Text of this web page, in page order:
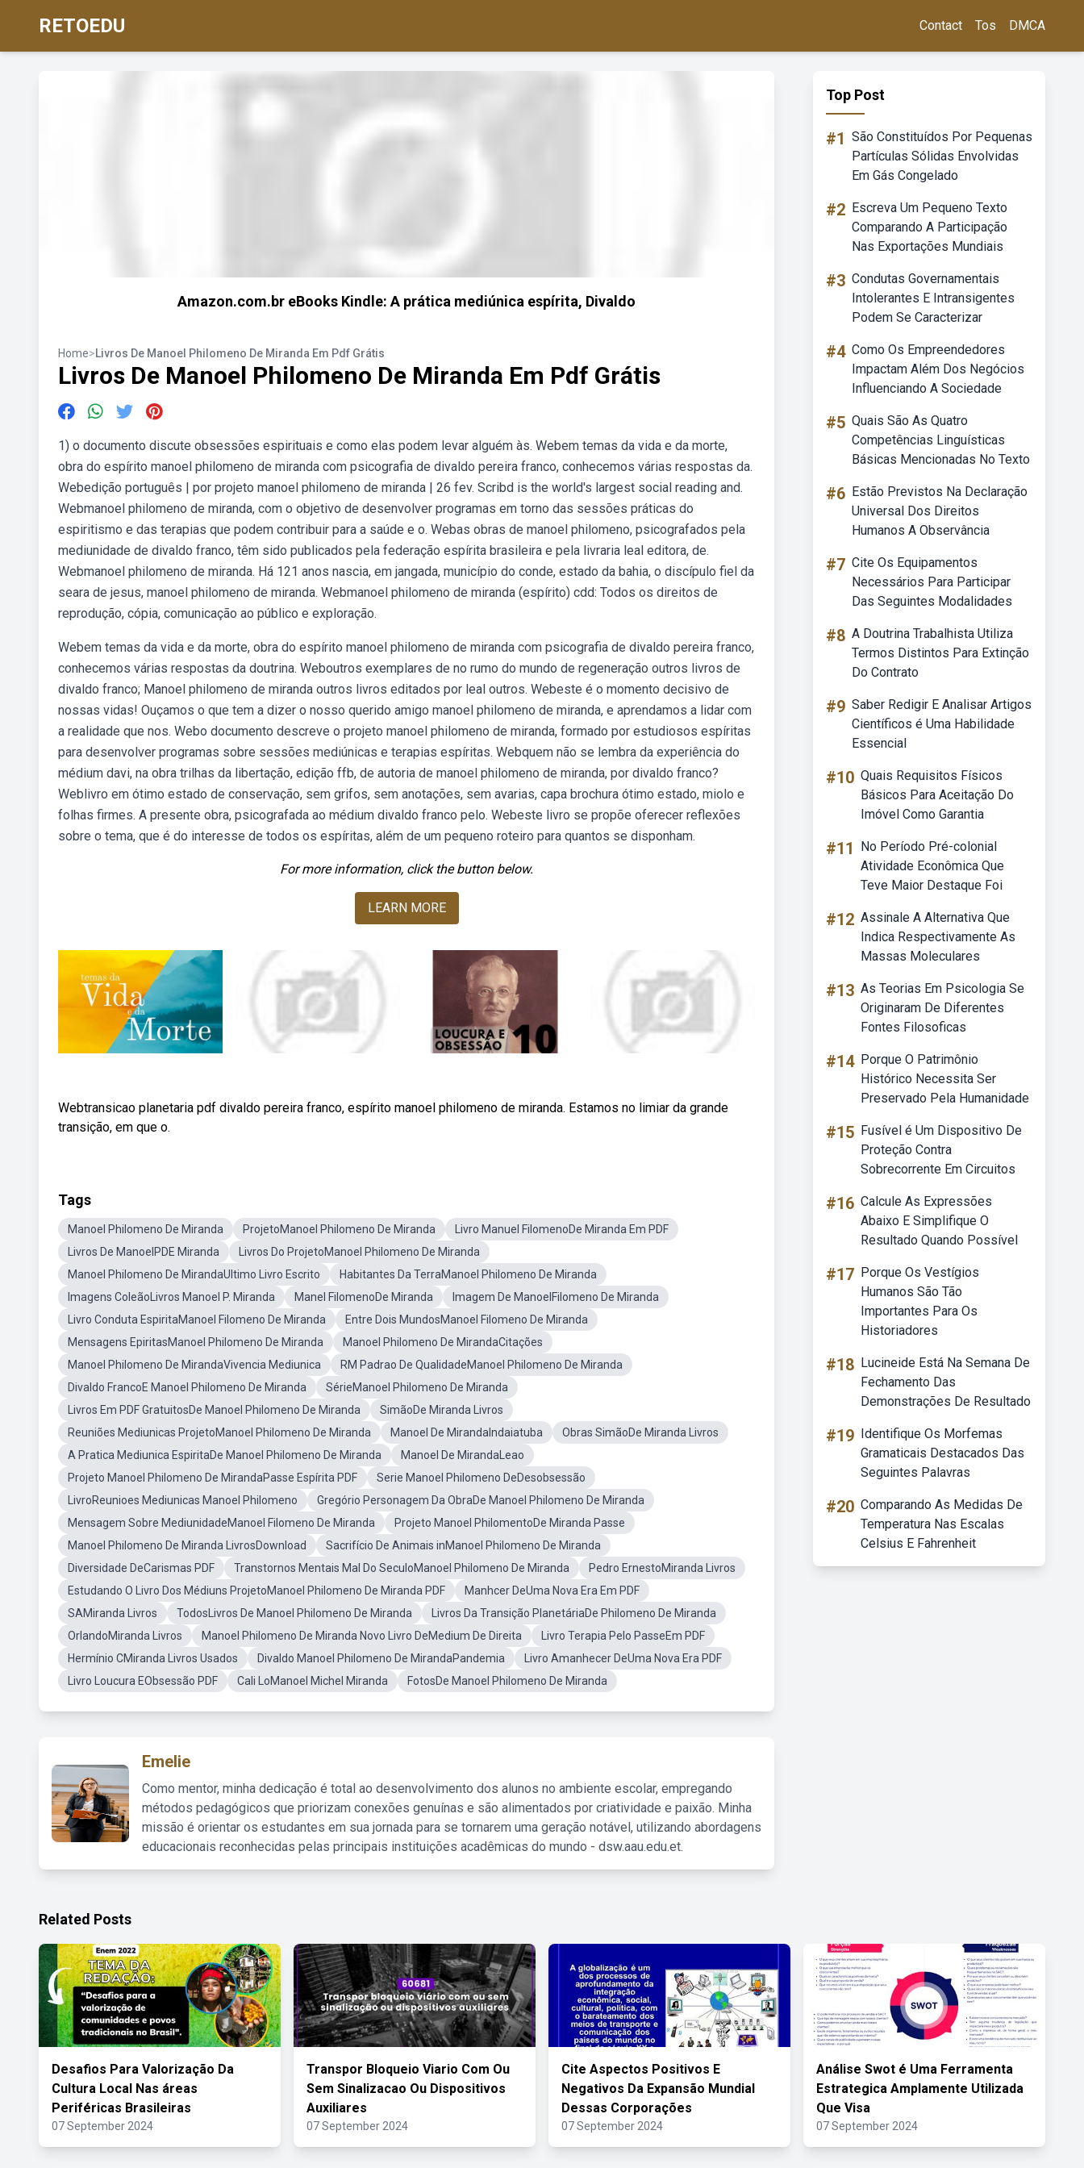
RETOEDU Contact Tos DMCA
Amazon.com.br eBooks Kindle: A prática mediúnica espírita, Divaldo
Home>Livros De Manoel Philomeno De Miranda Em Pdf Grátis
Livros De Manoel Philomeno De Miranda Em Pdf Grátis
1) o documento discute obsessões espirituais e como elas podem levar alguém às. Webem temas da vida e da morte,
obra do espírito manoel philomeno de miranda com psicografia de divaldo pereira franco, conhecemos várias respostas da.
Webedição português | por projeto manoel philomeno de miranda | 26 fev. Scribd is the world's largest social reading and.
Webmanoel philomeno de miranda, com o objetivo de desenvolver programas em torno das sessões práticas do
espiritismo e das terapias que podem contribuir para a saúde e o. Webas obras de manoel philomeno, psicografados pela
mediunidade de divaldo franco, têm sido publicados pela federação espírita brasileira e pela livraria leal editora, de.
Webmanoel philomeno de miranda. Há 121 anos nascia, em jangada, município do conde, estado da bahia, o discípulo fiel da
seara de jesus, manoel philomeno de miranda. Webmanoel philomeno de miranda (espírito) cdd: Todos os direitos de
reprodução, cópia, comunicação ao público e exploração.
Webem temas da vida e da morte, obra do espírito manoel philomeno de miranda com psicografia de divaldo pereira franco,
conhecemos várias respostas da doutrina. Weboutros exemplares de no rumo do mundo de regeneração outros livros de
divaldo franco; Manoel philomeno de miranda outros livros editados por leal outros. Webeste é o momento decisivo de
nossas vidas! Ouçamos o que tem a dizer o nosso querido amigo manoel philomeno de miranda, e aprendamos a lidar com
a realidade que nos. Webo documento descreve o projeto manoel philomeno de miranda, formado por estudiosos espíritas
para desenvolver programas sobre sessões mediúnicas e terapias espíritas. Webquem não se lembra da experiência do
médium davi, na obra trilhas da libertação, edição ffb, de autoria de manoel philomeno de miranda, por divaldo franco?
Weblivro em ótimo estado de conservação, sem grifos, sem anotações, sem avarias, capa brochura ótimo estado, miolo e
folhas firmes. A presente obra, psicografada ao médium divaldo franco pelo. Webeste livro se propõe oferecer reflexões
sobre o tema, que é do interesse de todos os espíritas, além de um pequeno roteiro para quantos se disponham.
For more information, click the button below.
LEARN MORE
Webtransicao planetaria pdf divaldo pereira franco, espírito manoel philomeno de miranda. Estamos no limiar da grande
transição, em que o.
Tags
Manoel Philomeno De Miranda ProjetoManoel Philomeno De Miranda
Livro Manuel FilomenoDe Miranda Em PDF
Livros De ManoelPDE Miranda
Livros Do ProjetoManoel Philomeno De Miranda
Manoel Philomeno De MirandaUltimo Livro Escrito
Habitantes Da TerraManoel Philomeno De Miranda
Imagens ColeãoLivros Manoel P. Miranda
Manel FilomenoDe Miranda
Imagem De ManoelFilomeno De Miranda
Livro Conduta EspiritaManoel Filomeno De Miranda
Entre Dois MundosManoel Filomeno De Miranda
Mensagens EpiritasManoel Philomeno De Miranda
Manoel Philomeno De MirandaCitações
Manoel Philomeno De MirandaVivencia Mediunica
RM Padrao De QualidadeManoel Philomeno De Miranda
Divaldo FrancoE Manoel Philomeno De Miranda
SérieManoel Philomeno De Miranda
Livros Em PDF GratuitosDe Manoel Philomeno De Miranda
SimãoDe Miranda Livros
Reuniões Mediunicas ProjetoManoel Philomeno De Miranda
Manoel De MirandaIndaiatuba
Obras SimãoDe Miranda Livros
A Pratica Mediunica EspiritaDe Manoel Philomeno De Miranda
Manoel De MirandaLeao
Projeto Manoel Philomeno De MirandaPasse Espírita PDF
Serie Manoel Philomeno DeDesobsessão
LivroReunioes Mediunicas Manoel Philomeno
Gregório Personagem Da ObraDe Manoel Philomeno De Miranda
Mensagem Sobre MediunidadeManoel Filomeno De Miranda
Projeto Manoel PhilomentoDe Miranda Passe
Manoel Philomeno De Miranda LivrosDownload
Sacrifício De Animais inManoel Philomeno De Miranda
Diversidade DeCarismas PDF
Transtornos Mentais Mal Do SeculoManoel Philomeno De Miranda
Pedro ErnestoMiranda Livros
Estudando O Livro Dos Médiuns ProjetoManoel Philomeno De Miranda PDF
Manhcer DeUma Nova Era Em PDF
SAMiranda Livros
TodosLivros De Manoel Philomeno De Miranda
Livros Da Transição PlanetáriaDe Philomeno De Miranda
OrlandoMiranda Livros
Manoel Philomeno De Miranda Novo Livro DeMedium De Direita
Livro Terapia Pelo PasseEm PDF
Hermínio CMiranda Livros Usados
Divaldo Manoel Philomeno De MirandaPandemia
Livro Amanhecer DeUma Nova Era PDF
Livro Loucura EObsessão PDF
Cali LoManoel Michel Miranda FotosDe Manoel Philomeno De Miranda
Emelie
Como mentor, minha dedicação é total ao desenvolvimento dos alunos no ambiente escolar, empregando
métodos pedagógicos que priorizam conexões genuínas e são alimentados por criatividade e paixão. Minha
missão é orientar os estudantes em sua jornada para se tornarem uma geração notável, utilizando abordagens
educacionais reconhecidas pelas principais instituições acadêmicas do mundo - dsw.aau.edu.et.
Top Post
#1 São Constituídos Por Pequenas
Partículas Sólidas Envolvidas
Em Gás Congelado
#2 Escreva Um Pequeno Texto
Comparando A Participação
Nas Exportações Mundiais
#3 Condutas Governamentais
Intolerantes E Intransigentes
Podem Se Caracterizar
#4 Como Os Empreendedores
Impactam Além Dos Negócios
Influenciando A Sociedade
#5 Quais São As Quatro
Competências Linguísticas
Básicas Mencionadas No Texto
#6 Estão Previstos Na Declaração
Universal Dos Direitos
Humanos A Observância
#7 Cite Os Equipamentos
Necessários Para Participar
Das Seguintes Modalidades
#8 A Doutrina Trabalhista Utiliza
Termos Distintos Para Extinção
Do Contrato
#9 Saber Redigir E Analisar Artigos
Científicos é Uma Habilidade
Essencial
#10 Quais Requisitos Físicos
Básicos Para Aceitação Do
Imóvel Como Garantia
#11
No Período Pré-colonial
Atividade Econômica Que
Teve Maior Destaque Foi
#12 Assinale A Alternativa Que
Indica Respectivamente As
Massas Moleculares
#13 As Teorias Em Psicologia Se
Originaram De Diferentes
Fontes Filosoficas
#14 Porque O Patrimônio
Histórico Necessita Ser
Preservado Pela Humanidade
#15 Fusível é Um Dispositivo De
Proteção Contra
Sobrecorrente Em Circuitos
#16 Calcule As Expressões
Abaixo E Simplifique O
Resultado Quando Possível
#17 Porque Os Vestígios
Humanos São Tão
Importantes Para Os
Historiadores
#18 Lucineide Está Na Semana De
Fechamento Das
Demonstrações De Resultado
#19 Identifique Os Morfemas
Gramaticais Destacados Das
Seguintes Palavras
#20 Comparando As Medidas De
Temperatura Nas Escalas
Celsius E Fahrenheit
Related Posts
Desafios Para Valorização Da
Cultura Local Nas áreas
Periféricas Brasileiras
07 September 2024
Transpor Bloqueio Viario Com Ou
Sem Sinalizacao Ou Dispositivos
Auxiliares
07 September 2024
Cite Aspectos Positivos E
Negativos Da Expansão Mundial
Dessas Corporações
07 September 2024
Análise Swot é Uma Ferramenta
Estrategica Amplamente Utilizada
Que Visa
07 September 2024